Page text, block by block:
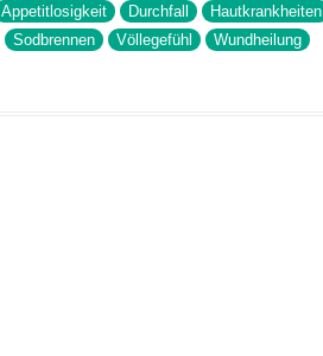
Appetitlosigkeit Durchfall Hautkrankheiten
Sodbrennen Völlegefühl Wundheilung